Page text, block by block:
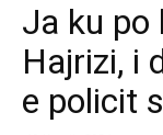
Ja ku po
Hajrizi, i
e policit